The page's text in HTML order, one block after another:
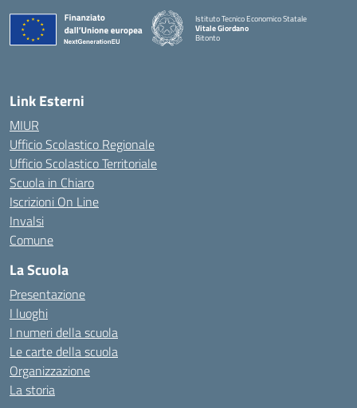
Istituto Tecnico Economico Statale
Vitale Giordano
Bitonto
Link Esterni
MIUR
Ufficio Scolastico Regionale
Ufficio Scolastico Territoriale
Scuola in Chiaro
Iscrizioni On Line
Invalsi
Comune
La Scuola
Presentazione
I luoghi
I numeri della scuola
Le carte della scuola
Organizzazione
La storia